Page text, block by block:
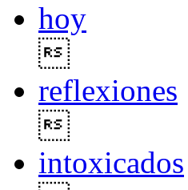
hoy
reflexiones
intoxicados